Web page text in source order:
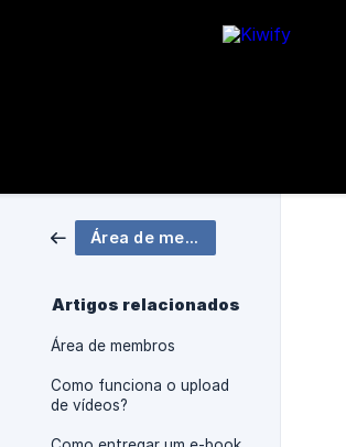
Área de membros
Artigos relacionados
Área de membros
Como funciona o upload
de vídeos?